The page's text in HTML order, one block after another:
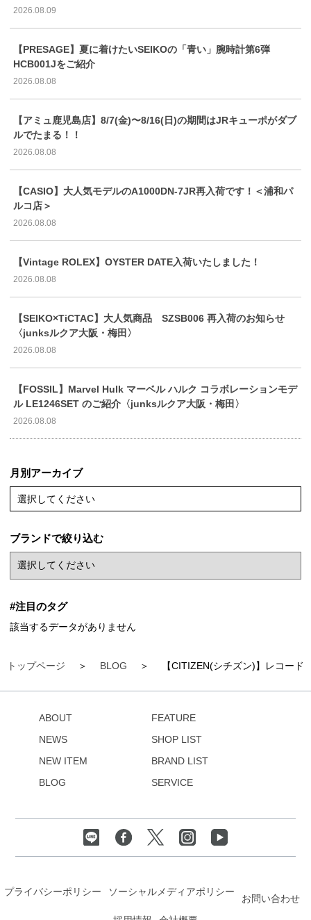
トップページ BLOG 【CITIZEN(シチズン)】レコー
2026.08.09
【PRESAGE】夏に着けたいSEIKOの「青い」腕時計第6弾
HCB001Jをご紹介
2026.08.08
【アミュ鹿児島店】8/7(金)〜8/16(日)の期間はJRキューポがダブ
ルでたまる！！
2026.08.08
【CASIO】大人気モデルのA1000DN-7JR再入荷です！＜浦和パ
ルコ店＞
2026.08.08
【Vintage ROLEX】OYSTER DATE入荷いたしました！
2026.08.08
【SEIKO×TiCTAC】大人気商品 SZSB006 再入荷のお知らせ
〈junksルクア大阪・梅田〉
2026.08.08
【FOSSIL】Marvel Hulk マーベル ハルク コラボレーションモデ
ル LE1246SET のご紹介〈junksルクア大阪・梅田〉
2026.08.08
月別アーカイブ
選択してください
ブランドで絞り込む
#注目のタグ
該当するデータがありません
ABOUT
NEWS
NEW ITEM
BLOG
FEATURE
SHOP LIST
BRAND LIST
SERVICE
プライバシーポリシー ソーシャルメディアポリシー
お問い合わせ